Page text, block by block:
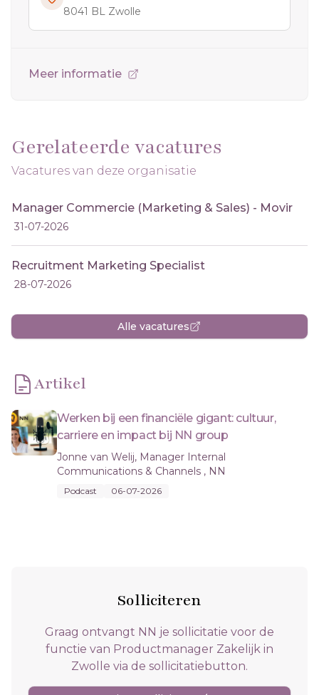
8041 BL Zwolle
Meer informatie
Gerelateerde vacatures
Vacatures van deze organisatie
Manager Commercie (Marketing & Sales) - Movir
31-07-2026
Recruitment Marketing Specialist
28-07-2026
Alle vacatures
Artikel
Werken bij een financiële gigant: cultuur,
carriere en impact bij NN group
Jonne van Welij, Manager Internal
Communications & Channels , NN
Podcast 06-07-2026
Solliciteren
Graag ontvangt NN je sollicitatie voor de
functie van Productmanager Zakelijk in
Zwolle via de sollicitatiebutton.